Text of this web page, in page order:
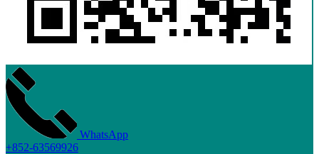
WhatsApp
+852-63569926